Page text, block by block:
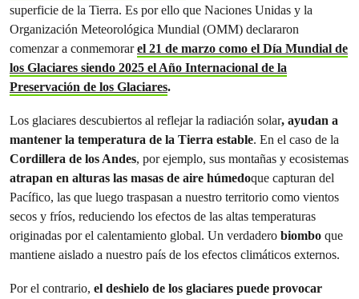
superficie de la Tierra. Es por ello que Naciones Unidas y la
Organización Meteorológica Mundial (OMM) declararon
comenzar a conmemorarel 21 de marzo como el Día Mundial de
los Glaciares siendo 2025 el Año Internacional de la
Preservación de los Glaciares.
Los glaciares descubiertos al reflejar la radiación solar, ayudan a
mantener la temperatura de la Tierra estable. En el caso de la
Cordillera de los Andes, por ejemplo, sus montañas y ecosistemas
atrapan en alturas las masas de aire húmedoque capturan del
Pacífico, las que luego traspasan a nuestro territorio como vientos
secos y fríos, reduciendo los efectos de las altas temperaturas
originadas por el calentamiento global. Un verdadero biombo que
mantiene aislado a nuestro país de los efectos climáticos externos.
Por el contrario, el deshielo de los glaciares puede provocar